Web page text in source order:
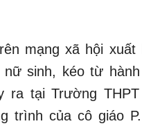
mạng xã hội
sinh, kéo từ
ra tại Trường
trình của cô giáo